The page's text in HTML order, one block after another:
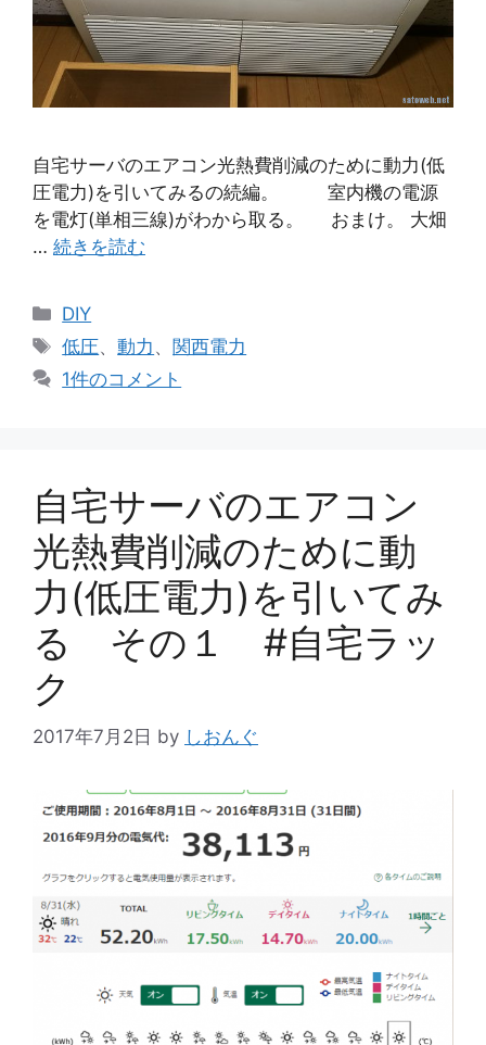
自宅サーバのエアコン光熱費削減のために動力(低
圧電力)を引いてみるの続編。 室内機の電源
を電灯(単相三線)がわから取る。 おまけ。 大畑
… 続きを読む
カ
テ
リ
DIY
タ
グ
低圧、動力 、 関西電力
1件のコメント
自宅サーバのエアコン
光熱費削減のために動
力(低圧電力)を引いてみ
る その１ #自宅ラッ
ク
2017年7月2日 by しおんぐ